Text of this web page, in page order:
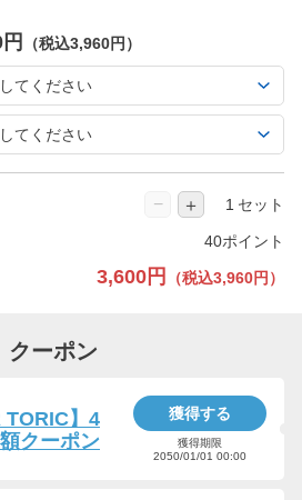
（税込3,960円）
− ＋ セット
40ポイント
3,600円 （税込3,960円）
クーポン
TORIC】4
クーポン
獲得する
獲得期限
2050/01/01 00:00